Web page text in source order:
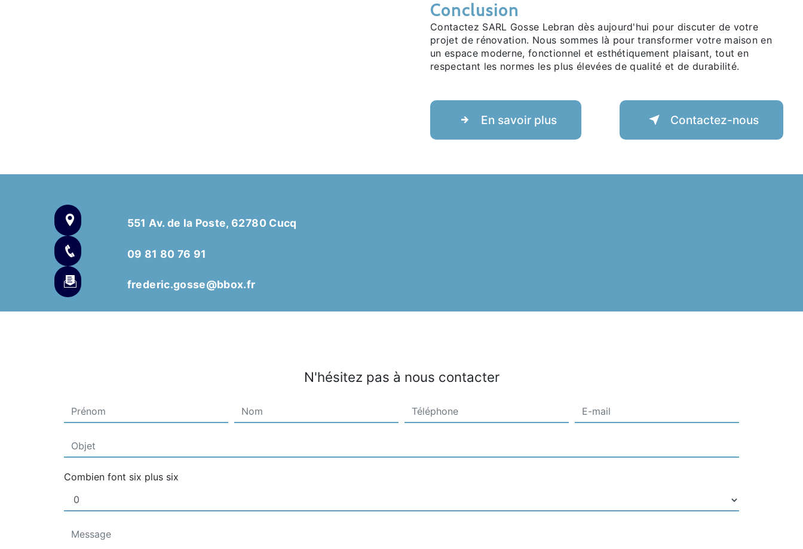
Conclusion
Contactez SARL Gosse Lebran dès aujourd'hui pour discuter de votre
projet de rénovation. Nous sommes là pour transformer votre maison en
un espace moderne, fonctionnel et esthétiquement plaisant, tout en
respectant les normes les plus élevées de qualité et de durabilité.
En savoir plus Contactez-nous
551 Av. de la Poste, 62780 Cucq
09 81 80 76 91
frederic.gosse@bbox.fr
N'hésitez pas à nous contacter
Combien font six plus six